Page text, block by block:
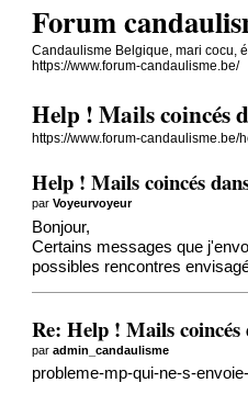
Forum
Candaulisme Belgique, mari cocu,
https://www.forum-candaulisme.be/
Help ! Mails coincés
https://www.forum-
Help ! Mails coincés
parVoyeurvoyeur
Bonjour,
Certains messages que
possibles rencontres
Re: Help ! Mails coincés
paradmin_candaulisme
probleme-mp-qui-ne-s-